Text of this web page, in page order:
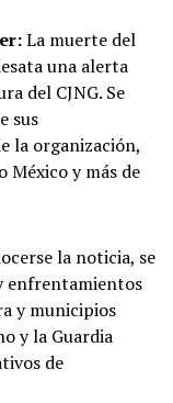
La muerte del
una alerta
del CJNG. Se
sus
la organización,
México y más de
la noticia, se
enfrentamientos
y municipios
y la Guardia
de